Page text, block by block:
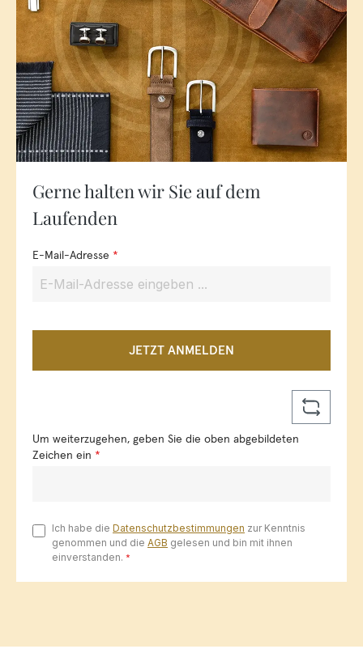
Gerne halten wir Sie auf dem
Laufenden
E-Mail-Adresse *
JETZT ANMELDEN
Um weiterzugehen, geben Sie die oben abgebildeten
Zeichen ein *
Ich habe die Datenschutzbestimmungen zur Kenntnis
genommen und die AGB gelesen und bin mit ihnen
einverstanden. *